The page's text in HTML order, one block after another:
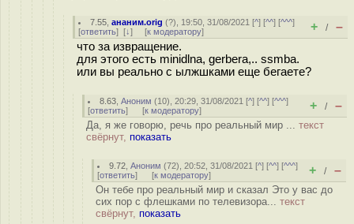
7.55 ,ананим.orig (?), 19:50, 31/08/2021 [^] [^^] [^^^]
[ответить] [↓] [к модератору] + / –
что за извращение.
для этого есть minidlna, gerbera,.. ssmba.
или вы реально с ылжшками еще бегаете?
8.63 ,Аноним (10), 20:29, 31/08/2021 [^] [^^] [^^^]
[ответить] [к модератору] + / –
Да, я же говорю, речь про реальный мир ... текст
свёрнут, показать
9.72 ,Аноним (72), 20:52, 31/08/2021 [^] [^^] [^^^]
[ответить] [к модератору] + / –
Он тебе про реальный мир и сказал Это у вас до
сих пор с флешками по телевизора... текст
свёрнут, показать